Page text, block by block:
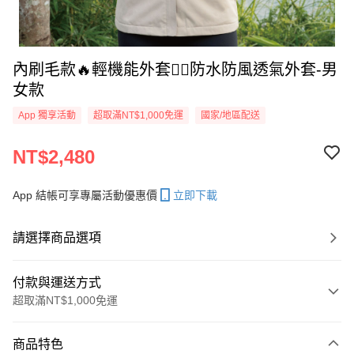
內刷毛款🔥輕機能外套👉🏻防水防風透氣外套-男
女款
App 獨享活動 超取滿NT$1,000免運 國家/地區配送
NT$2,480
App 結帳可享專屬活動優惠價 立即下載
請選擇商品選項
付款與運送方式
超取滿NT$1,000免運
商品特色